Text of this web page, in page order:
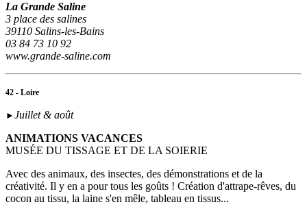
La Grande Saline
3 place des salines
39110 Salins-les-Bains
03 84 73 10 92
www.grande-saline.com
42 - Loire
► Juillet & août
ANIMATIONS VACANCES
MUSÉE DU TISSAGE ET DE LA SOIERIE
Avec des animaux, des insectes, des démonstrations et de la
créativité. Il y en a pour tous les goûts ! Création d'attrape-rêves, du
cocon au tissu, la laine s'en mêle, tableau en tissus...